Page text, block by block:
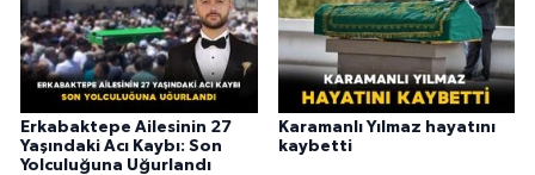
Erkabaktepe Ailesinin 27
Yaşındaki Acı Kaybı: Son
Yolculuğuna Uğurlandı
Karamanlı Yılmaz hayatını
kaybetti